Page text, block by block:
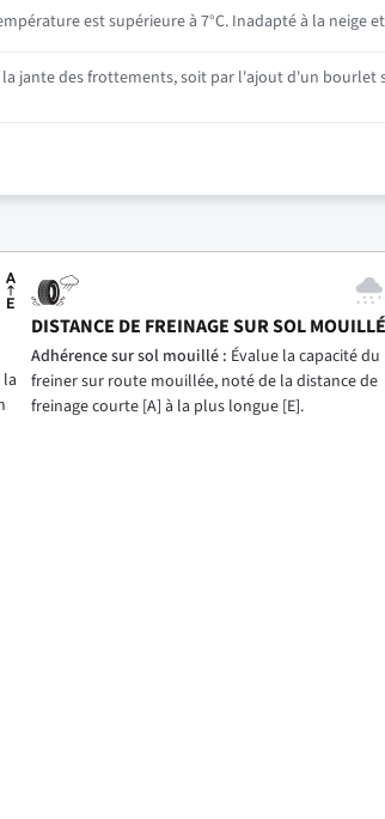
est supérieure à 7°C. Inadapté à la neige
jante des frottements, soit par l'ajout d'un
DISTANCE DE FREINAGE SUR SOL MOUILLÉ
Adhérence sur sol mouillé : Évalue la capacité du
freiner sur route mouillée, noté de la distance de
freinage courte [A] à la plus longue [E].